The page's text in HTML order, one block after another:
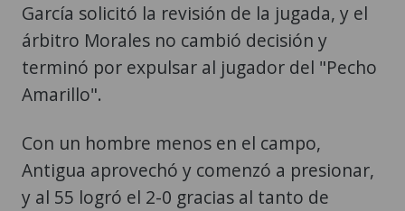
García solicitó la revisión de la jugada, y el
árbitro Morales no cambió decisión y
terminó por expulsar al jugador del "Pecho
Amarillo".
Con un hombre menos en el campo,
Antigua aprovechó y comenzó a presionar,
y al 55 logró el 2-0 gracias al tanto de